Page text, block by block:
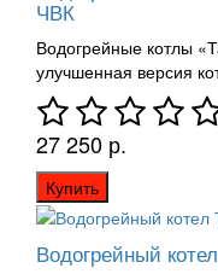
ЧВК
Водогрейные котлы
улучшенная версия
27 250 р.
Купить
Водогрейный